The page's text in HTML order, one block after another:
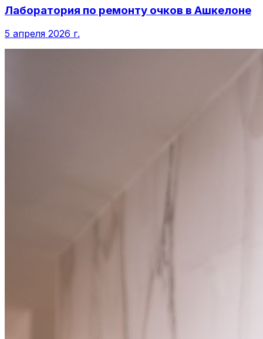
Лаборатория по ремонту очков в Ашкелоне
5 апреля 2026 г.